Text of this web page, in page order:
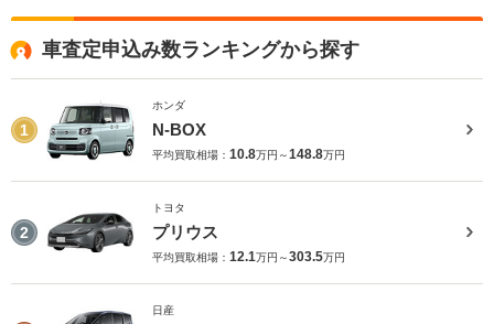
車査定申込み数ランキングから探す
1
ホンダ
N-BOX
平均買取相場： 10.8万円～148.8万円
2
トヨタ
プリウス
平均買取相場： 12.1万円～303.5万円
日産